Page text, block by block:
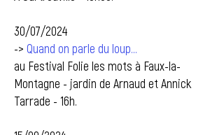
30/07/2024
-> Quand on parle du loup...
au Festival Folie les mots à Faux-la-
Montagne - jardin de Arnaud et Annick
Tarrade - 16h.